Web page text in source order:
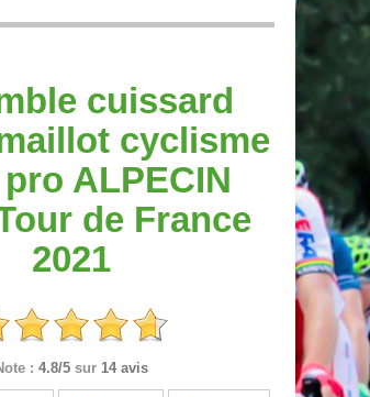
cuissard
cyclisme
ALPECIN
de France
2021
: 4.8/5 sur 14 avis